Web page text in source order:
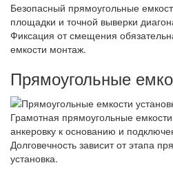
Безопасный прямоугольные
площадки и точной выверки
Фиксация от смещения
емкости монтаж.
Прямоугольные
Грамотная прямоугольные
анкеровку к основанию и
Долговечность зависит от этапа
установка.